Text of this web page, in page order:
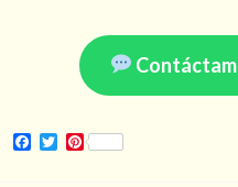
(104)
Oraciones
(72)
Facebook
TwitterPinterest